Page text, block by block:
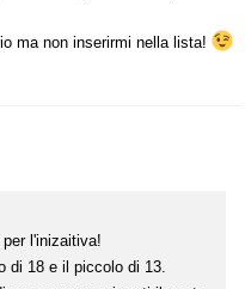
ma non inserirmi nella lista!
l'inizaitiva!
di 18 e il piccolo di 13.